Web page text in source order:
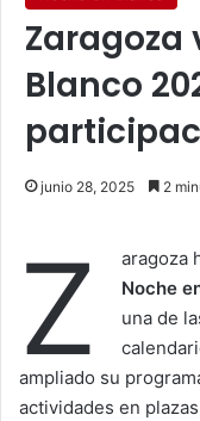
Zaragoza
Blanco
junio 28, 2025 2
Z
aragoza
Noche
una de
ampliado su
actividades en